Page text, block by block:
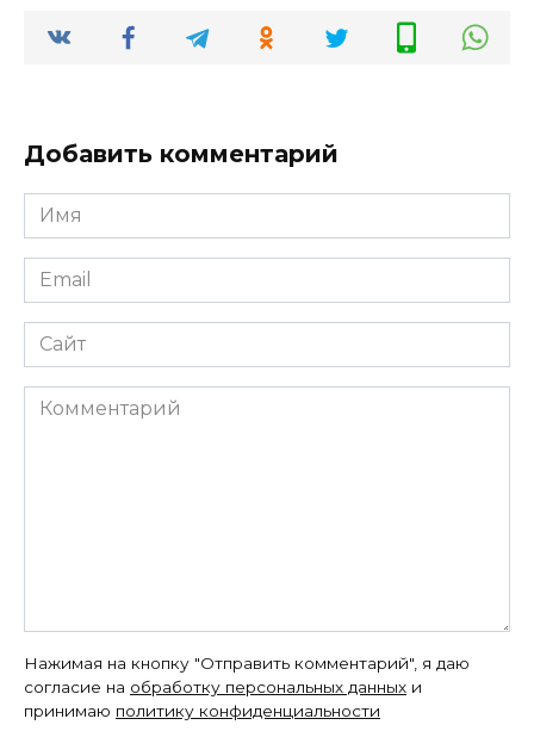
Добавить комментарий
Имя
*
Email
*
Сайт
Комментарий
Нажимая на кнопку "Отправить комментарий", я даю
согласие на обработку персональных данных и
принимаю политику конфиденциальности